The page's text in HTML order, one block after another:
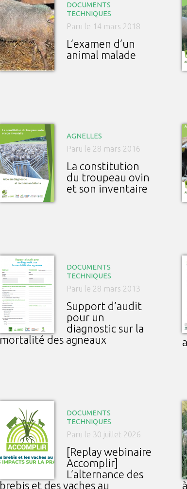
DOCUMENTS
TECHNIQUES
Paru le 14 mars 2018
L’examen d’un
animal malade
AGNELLES
Paru le 28 mars 2016
La constitution
du troupeau ovin
et son inventaire
DOCUMENTS
TECHNIQUES
Paru le 28 mars 2013
Support d’audit
pour un
diagnostic sur la
mortalité des agneaux
DOCUMENTS
TECHNIQUES
Paru le 30 juillet 2026
[Replay webinaire
Accomplir]
L’alternance des
brebis et des vaches au